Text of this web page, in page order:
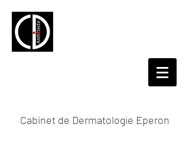
Cabinet de Dermatologie Eperon